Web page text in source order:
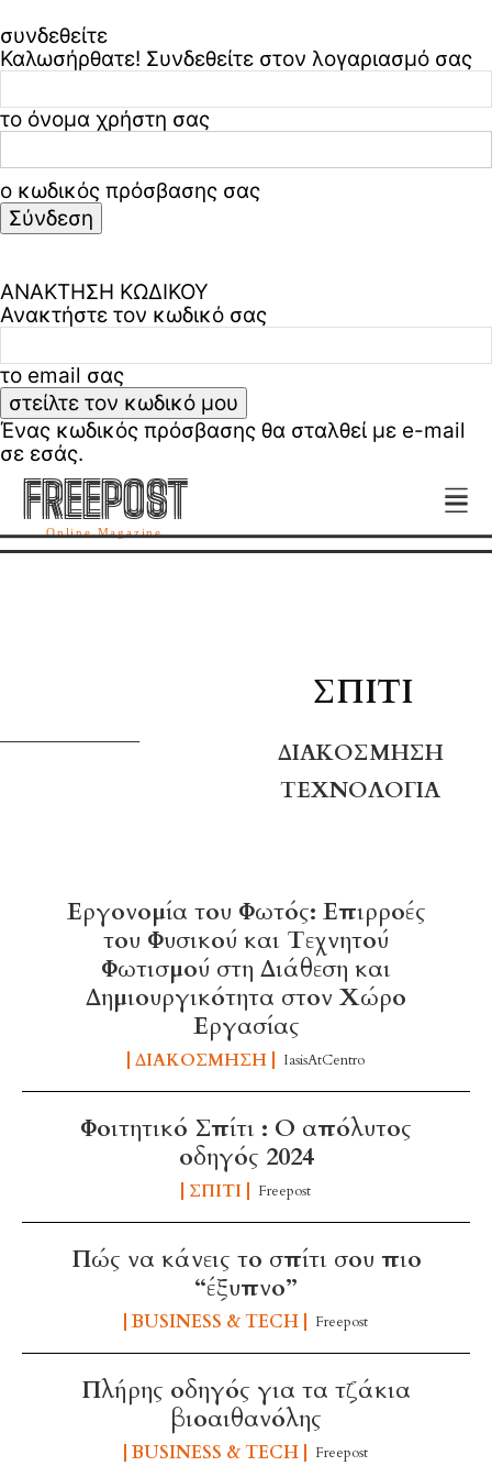
συνδεθείτε
Καλωσήρθατε! Συνδεθείτε στον λογαριασμό σας
το όνομα χρήστη σας
ο κωδικός πρόσβασης σας
ΑΝΑΚΤΗΣΗ ΚΩΔΙΚΟΥ
Ανακτήστε τον κωδικό σας
το email σας
Ένας κωδικός πρόσβασης θα σταλθεί με e-mail
σε εσάς.
FREEPOST
Online Magazine
FREEPOST
ΣΠΊΤΙ
ΔΙΑΚΌΣΜΗΣΗ
ΤΕΧΝΟΛΟΓΊΑ
Εργονομία του Φωτός: Επιρροές
του Φυσικού και Τεχνητού
Φωτισμού στη Διάθεση και
Δημιουργικότητα στον Χώρο
Εργασίας
ΔΙΑΚΌΣΜΗΣΗ IasisAtCentro
Φοιτητικό Σπίτι : Ο απόλυτος
οδηγός 2024
ΣΠΊΤΙ Freepost
Πώς να κάνεις το σπίτι σου πιο
“έξυπνο”
BUSINESS & TECH Freepost
Πλήρης οδηγός για τα τζάκια
βιοαιθανόλης
BUSINESS & TECH Freepost